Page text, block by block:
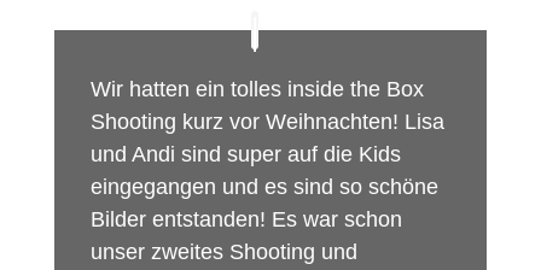
Wir hatten ein tolles inside the Box
Shooting kurz vor Weihnachten! Lisa
und Andi sind super auf die Kids
eingegangen und es sind so schöne
Bilder entstanden! Es war schon
unser zweites Shooting und